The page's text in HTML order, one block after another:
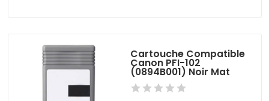
Cartouche Compatible
Canon PFI-102
(0894B001) Noir Mat